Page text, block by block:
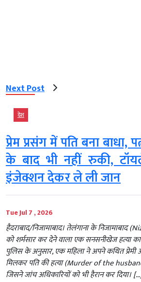
Next Post
देश
प्रेम प्रसंग में पति बना बाधा,
के बाद भी नहीं रुकी,
इंजेक्शन देकर ले ली जान
Tue Jul 7 , 2026
हैदराबाद/निजामाबाद। तेलंगाना के निजामाबाद
को शर्मसार कर देने वाला एक सनसनीखेज हत्या
पुलिस के अनुसार, एक महिला ने अपने कथित
मिलकर पति की हत्या (Murder of the
जिसने जांच अधिकारियों को भी हैरान कर दिया।